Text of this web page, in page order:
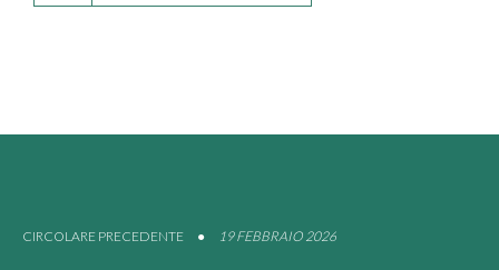
CIRCOLARE PRECEDENTE ● 19 FEBBRAIO 2026